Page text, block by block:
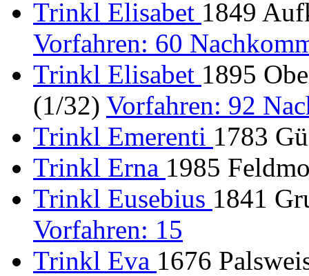
Trinkl Elisabet 1849
Vorfahren: 60
Trinkl Elisabet 1895
(1/32) Vorfahren: 92
Trinkl Emerenti 1783
Trinkl Erna 1985
Trinkl Eusebius 1841
Vorfahren: 15
Trinkl Eva 1676